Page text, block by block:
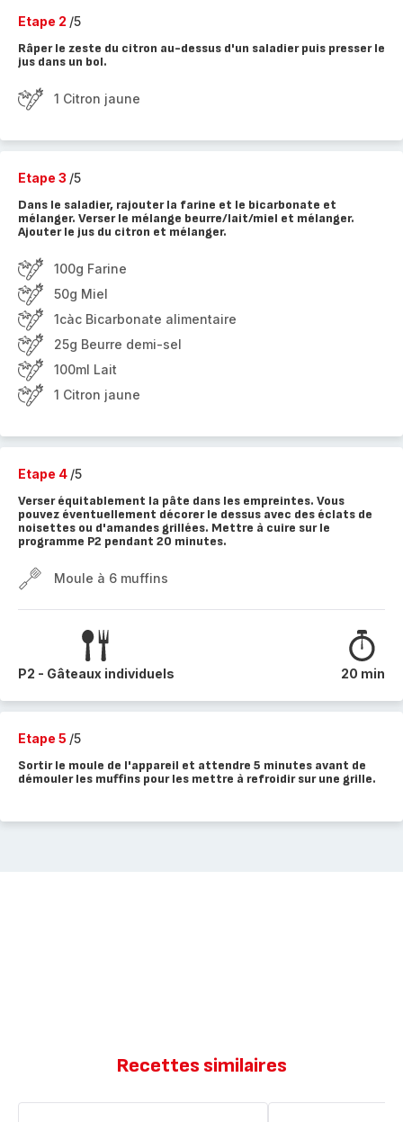
Etape 2 /5
Râper le zeste du citron au-dessus d'un saladier puis presser le
jus dans un bol.
1 Citron jaune
Etape 3 /5
Dans le saladier, rajouter la farine et le bicarbonate et
mélanger. Verser le mélange beurre/lait/miel et mélanger.
Ajouter le jus du citron et mélanger.
100g Farine
50g Miel
1càc Bicarbonate alimentaire
25g Beurre demi-sel
100ml Lait
1 Citron jaune
Etape 4 /5
Verser équitablement la pâte dans les empreintes. Vous
pouvez éventuellement décorer le dessus avec des éclats de
noisettes ou d'amandes grillées. Mettre à cuire sur le
programme P2 pendant 20 minutes.
Moule à 6 muffins
P2 - Gâteaux individuels 20 min
Etape 5 /5
Sortir le moule de l'appareil et attendre 5 minutes avant de
démouler les muffins pour les mettre à refroidir sur une grille.
Recettes similaires